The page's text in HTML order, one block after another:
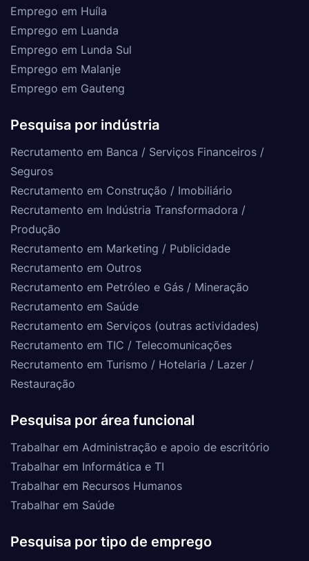
Emprego em Huíla
Emprego em Luanda
Emprego em Lunda Sul
Emprego em Malanje
Emprego em Gauteng
Pesquisa por indústria
Recrutamento em Banca / Serviços Financeiros /
Seguros
Recrutamento em Construção / Imobiliário
Recrutamento em Indústria Transformadora /
Produção
Recrutamento em Marketing / Publicidade
Recrutamento em Outros
Recrutamento em Petróleo e Gás / Mineração
Recrutamento em Saúde
Recrutamento em Serviços (outras actividades)
Recrutamento em TIC / Telecomunicações
Recrutamento em Turismo / Hotelaria / Lazer /
Restauração
Pesquisa por área funcional
Trabalhar em Administração e apoio de escritório
Trabalhar em Informática e TI
Trabalhar em Recursos Humanos
Trabalhar em Saúde
Pesquisa por tipo de emprego